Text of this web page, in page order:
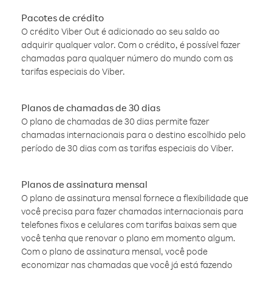
Pacotes de crédito
O crédito Viber Out é adicionado ao seu saldo ao
adquirir qualquer valor. Com o crédito, é possível fazer
chamadas para qualquer número do mundo com as
tarifas especiais do Viber.
Planos de chamadas de 30 dias
O plano de chamadas de 30 dias permite fazer
chamadas internacionais para o destino escolhido pelo
período de 30 dias com as tarifas especiais do Viber.
Planos de assinatura mensal
O plano de assinatura mensal fornece a flexibilidade que
você precisa para fazer chamadas internacionais para
telefones fixos e celulares com tarifas baixas sem que
você tenha que renovar o plano em momento algum.
Com o plano de assinatura mensal, você pode
economizar nas chamadas que você já está fazendo